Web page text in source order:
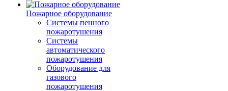
Пожарное оборудование
Системы пенного
пожаротушения
Системы
автоматического
пожаротушения
Оборудование для
газового
пожаротушения